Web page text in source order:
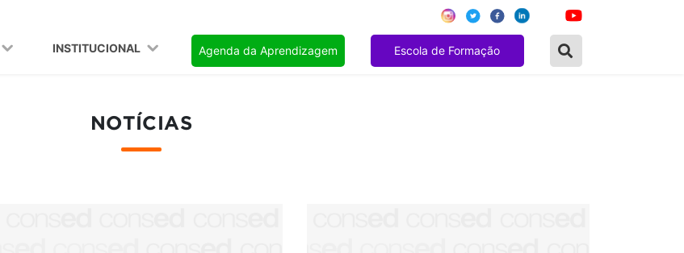
INSTITUCIONAL Agenda da Aprendizagem Escola de Formação
NOTÍCIAS